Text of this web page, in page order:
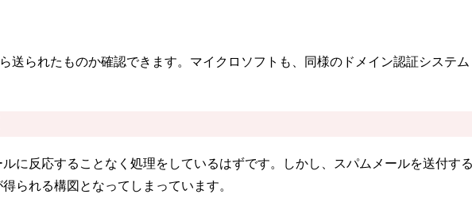
られたものか確認できます。マイクロソフトも、同様のドメイン認証システム
に反応することなく処理をしているはずです。しかし、スパムメールを送付す
られる構図となってしまっています。